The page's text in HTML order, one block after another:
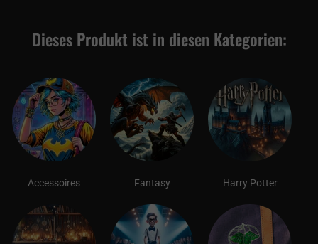
Dieses Produkt ist in diesen Kategorien:
Accessoires Fantasy Harry Potter